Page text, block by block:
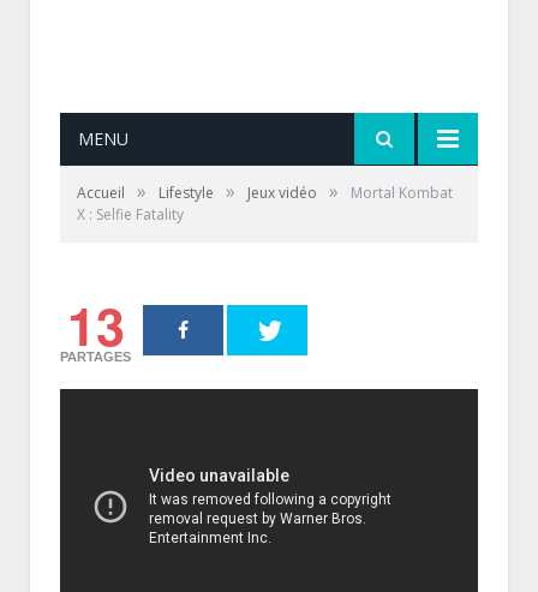
MENU
Accueil » Lifestyle » Jeux vidéo »
Mortal Kombat
X : Selfie Fatality
13
PARTAGES